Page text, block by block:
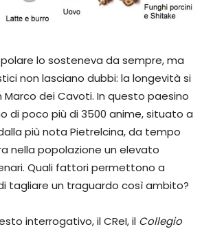
lo sosteneva da sempre, ma
non lasciano dubbi: la longevità si
dei Cavoti. In questo paesino
di poco più di 3500 anime, situato a
più nota Pietrelcina, da tempo
nella popolazione un elevato
Quali fattori permettono a
tagliare un traguardo così ambito?
interrogativo, il CReI, il Collegio